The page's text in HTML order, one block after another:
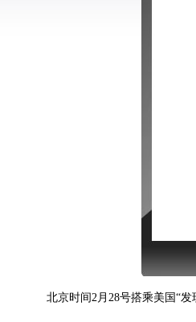
北京时间2月28号搭乘美国“发